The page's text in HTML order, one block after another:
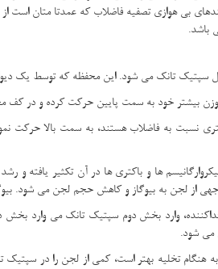
بی هوازی تصفیه فاضلاب که عمدتا متان
باشد.
شود. این محفظه که توسط یک دیواره جدا کننده از بخش
بیشتر خود به سمت پایین حرکت کرده و در
نسبت به فاضلاب هستند، به سمت بالا
ها و باکتری ها در آن تکثیر یافته و
از لجن به بیوگاز و کاهش حجم لجن می شود.
وارد بخش دوم سپتیک تانک می وارد
می شود.
تخلیه بهتر است، کمی از لجن را در